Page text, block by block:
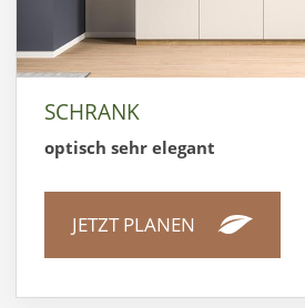
SCHRANK
optisch sehr elegant
JETZT PLANEN